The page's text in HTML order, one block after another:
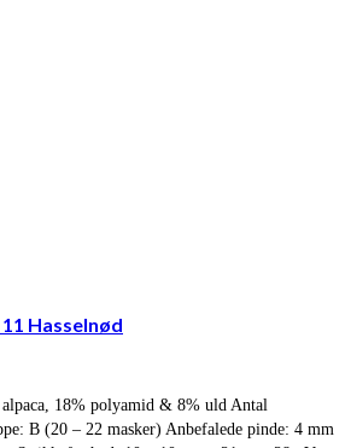
Hasselnød
18% polyamid & 8% uld Antal
B (20 – 22 masker) Anbefalede pinde: 4 mm